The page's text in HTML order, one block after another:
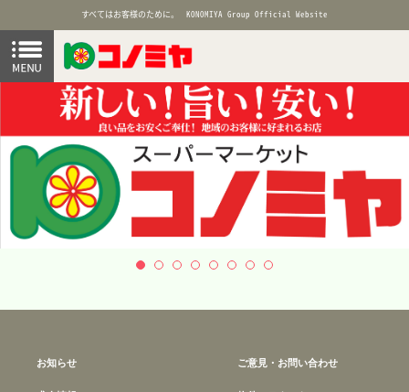
すべてはお客様のために。 KONOMIYA Group Official Website
お知らせ ご意見・お問い合わせ